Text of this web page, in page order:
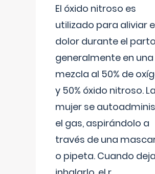
El óxido nitroso es
utilizado para aliviar
dolor durante el
generalmente en una
mezcla al 50% de
y 50% óxido nitroso. La
mujer se
el gas, aspirándolo a
través de una
o pipeta. Cuando